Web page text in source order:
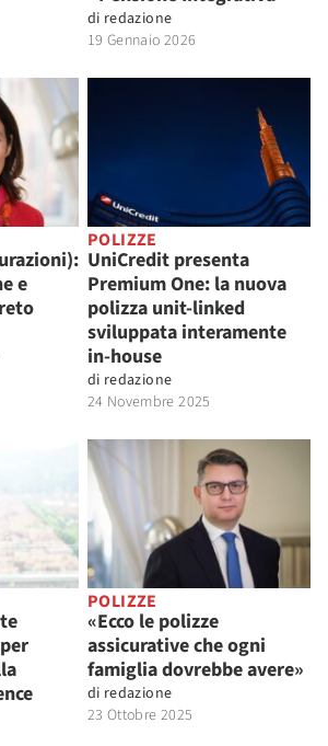
di redazione
19 Gennaio 2026
e
POLIZZE
UniCredit presenta
Premium One: la nuova
polizza unit-linked
sviluppata interamente
in-house
di redazione
24 Novembre 2025
POLIZZE
«Ecco le polizze
assicurative che ogni
famiglia dovrebbe avere»
di redazione
23 Ottobre 2025